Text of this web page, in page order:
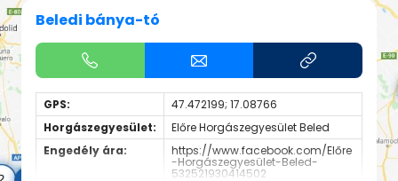
Beledi bánya-tó
GPS:
47.472199; 17.08766
Horgászegyesület:
Előre Horgászegyesület Beled
Engedély ára:
https://www.facebook.com/Előre
-Horgászegyesület-Beled-
532521930414502